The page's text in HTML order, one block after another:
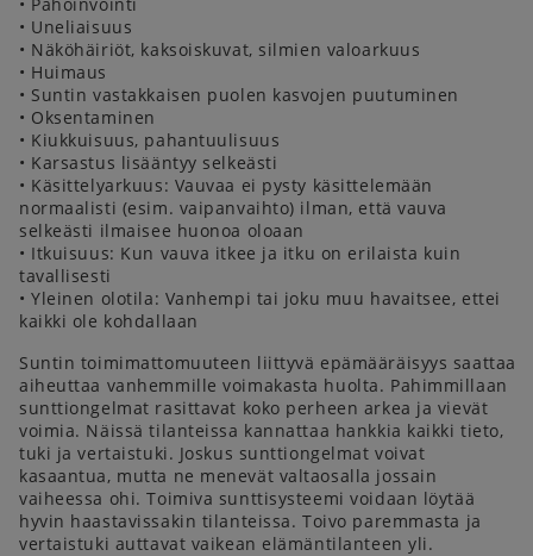
• Uneliaisuus
• Näköhäiriöt, kaksoiskuvat, silmien valoarkuus
• Huimaus
• Suntin vastakkaisen puolen kasvojen puutuminen
• Oksentaminen
• Kiukkuisuus, pahantuulisuus
• Karsastus lisääntyy selkeästi
• Käsittelyarkuus: Vauvaa ei pysty käsittelemään
normaalisti (esim. vaipanvaihto) ilman, että vauva
selkeästi ilmaisee huonoa oloaan
• Itkuisuus: Kun vauva itkee ja itku on erilaista kuin
tavallisesti
• Yleinen olotila: Vanhempi tai joku muu havaitsee, ettei
kaikki ole kohdallaan
Suntin toimimattomuuteen liittyvä epämääräisyys saattaa
aiheuttaa vanhemmille voimakasta huolta. Pahimmillaan
sunttiongelmat rasittavat koko perheen arkea ja vievät
voimia. Näissä tilanteissa kannattaa hankkia kaikki tieto,
tuki ja vertaistuki. Joskus sunttiongelmat voivat
kasaantua, mutta ne menevät valtaosalla jossain
vaiheessa ohi. Toimiva sunttisysteemi voidaan löytää
hyvin haastavissakin tilanteissa. Toivo paremmasta ja
vertaistuki auttavat vaikean elämäntilanteen yli.